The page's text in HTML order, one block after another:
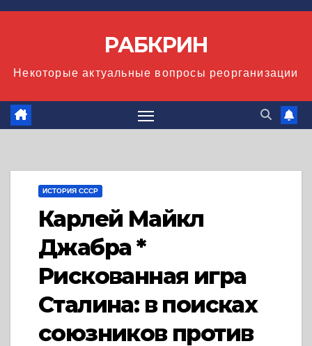
Перейти
РАБКРИН
Некоторые актуальные вопросы реорганизации
ИСТОРИЯ СССР
Карлей Майкл
Джабра *
Рискованная игра
Сталина: в поисках
союзников против